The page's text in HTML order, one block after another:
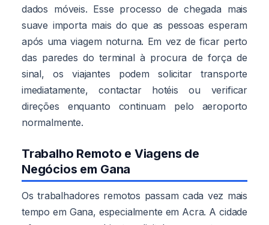
dados móveis. Esse processo de chegada mais
suave importa mais do que as pessoas esperam
após uma viagem noturna. Em vez de ficar perto
das paredes do terminal à procura de força de
sinal, os viajantes podem solicitar transporte
imediatamente, contactar hotéis ou verificar
direções enquanto continuam pelo aeroporto
normalmente.
Trabalho Remoto e Viagens de
Negócios em Gana
Os trabalhadores remotos passam cada vez mais
tempo em Gana, especialmente em Acra. A cidade